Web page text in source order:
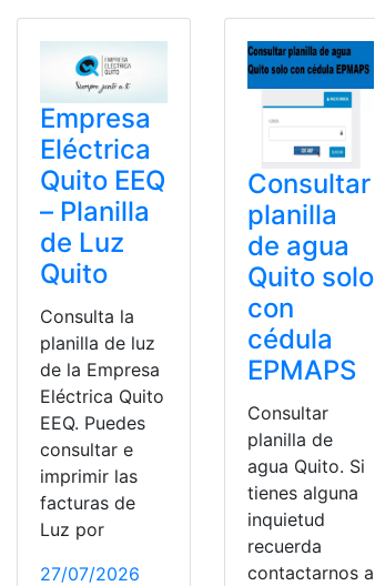
Empresa
Eléctrica
Quito EEQ
– Planilla
de Luz
Quito
Consulta la
planilla de luz
de la Empresa
Eléctrica Quito
EEQ. Puedes
consultar e
imprimir las
facturas de
Luz por
27/07/2026
Consultar
planilla
de agua
Quito solo
con
cédula
EPMAPS
Consultar
planilla de
agua Quito. Si
tienes alguna
inquietud
recuerda
contactarnos a